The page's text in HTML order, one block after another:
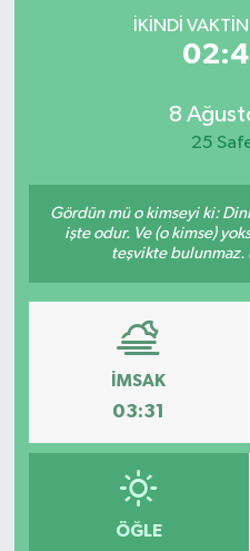
İKINDI
8
25
Gördün mü o kimseyi ki:
işte odur. Ve (o kimse)
teşvikte bulunmaz.
İMSAK
03:31
ÖĞLE
Sağlık
Tarih - Kültür - Sanat
Yaşam
Tüm Manşetler
Son Dakika Haberleri